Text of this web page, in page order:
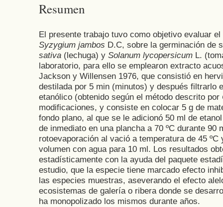
Resumen
El presente trabajo tuvo como objetivo evaluar
Syzygium jambos D.C, sobre la germinación de
sativa (lechuga) ySolanum lycopersicum L.
laboratorio, para ello se emplearon extracto
Jackson y Willensen 1976, que consistió en
destilada por 5 min (minutos) y después filtrarlo
etanólico (obtenido según el método descrito por
modificaciones, y consiste en colocar 5 g de
fondo plano, al que se le adicionó 50 ml de
de inmediato en una plancha a 70 ºC durante 90
rotoevaporación al vació a temperatura de 45
volumen con agua para 10 ml. Los resultados
estadísticamente con la ayuda del paquete
estudio, que la especie tiene marcado efecto
las especies muestras, aseverando el efecto
ecosistemas de galería o ribera donde se
ha monopolizado los mismos durante años.